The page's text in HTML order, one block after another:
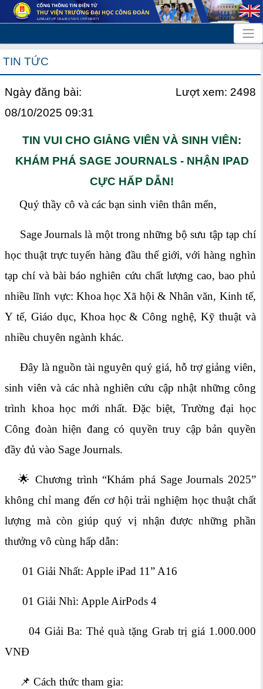
TIN TỨC
Ngày đăng bài:
08/10/2025 09:31
Lượt xem: 2498
TIN VUI CHO GIẢNG VIÊN VÀ SINH VIÊN:
KHÁM PHÁ SAGE JOURNALS - NHẬN IPAD
CỰC HẤP DẪN!
Quý thầy cô và các bạn sinh viên thân mến,
Sage Journals là một trong những bộ sưu tập tạp chí
học thuật trực tuyến hàng đầu thế giới, với hàng nghìn
tạp chí và bài báo nghiên cứu chất lượng cao, bao phủ
nhiều lĩnh vực: Khoa học Xã hội & Nhân văn, Kinh tế,
Y tế, Giáo dục, Khoa học & Công nghệ, Kỹ thuật và
nhiều chuyên ngành khác.
Đây là nguồn tài nguyên quý giá, hỗ trợ giảng viên,
sinh viên và các nhà nghiên cứu cập nhật những công
trình khoa học mới nhất. Đặc biệt, Trường đại học
Công đoàn hiện đang có quyền truy cập bản quyền
đầy đủ vào Sage Journals.
🌟 Chương trình “Khám phá Sage Journals 2025”
không chỉ mang đến cơ hội trải nghiệm học thuật chất
lượng mà còn giúp quý vị nhận được những phần
thưởng vô cùng hấp dẫn:
01 Giải Nhất: Apple iPad 11” A16
01 Giải Nhì: Apple AirPods 4
04 Giải Ba: Thẻ quà tặng Grab trị giá 1.000.000
VNĐ
📌 Cách thức tham gia: